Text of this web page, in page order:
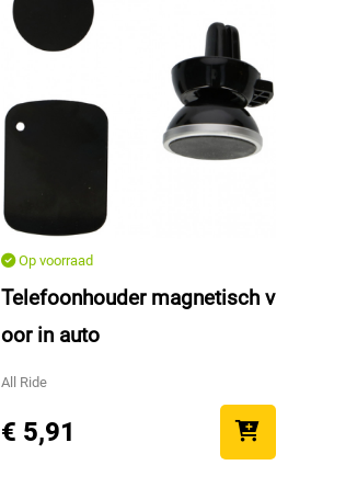
Op voorraad
Telefoonhouder magnetisch v
oor in auto
All Ride
€ 5,91